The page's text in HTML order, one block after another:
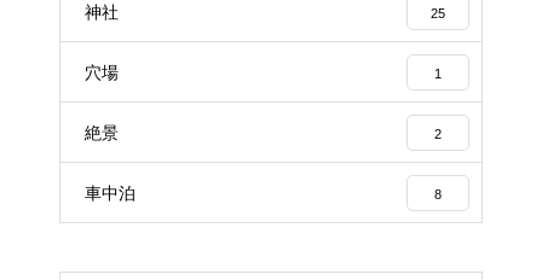
神社 25
穴場 1
絶景 2
車中泊 8